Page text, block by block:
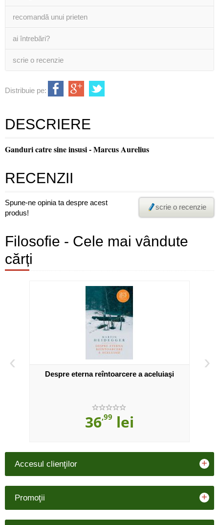
recomandă unui prieten
ai întrebări?
scrie o recenzie
Distribuie pe:
DESCRIERE
Ganduri catre sine insusi - Marcus Aurelius
RECENZII
Spune-ne opinia ta despre acest
produs!
scrie o recenzie
Filosofie - Cele mai vândute
cărți
‹
Despre eterna reîntoarcere a aceluiaşi
36,99 lei
›
Accesul clienţilor +
Promoţii +